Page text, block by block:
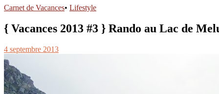
Carnet de Vacances• Lifestyle
{ Vacances 2013 #3 } Rando au Lac de
4 septembre 2013